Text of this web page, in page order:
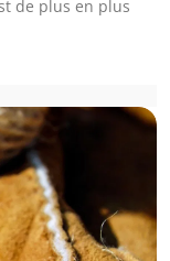
de plus en plus